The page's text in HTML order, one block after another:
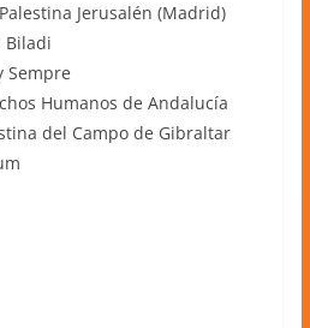
Jerusalén (Madrid)
Biladi
Sempre
Humanos de Andalucía
del Campo de Gibraltar